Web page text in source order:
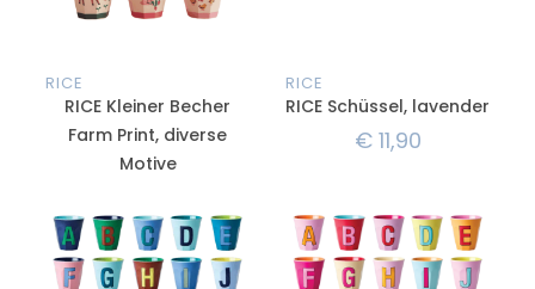
RICE
RICE Kleiner Becher
Farm Print, diverse
Motive
RICE
RICE Schüssel, lavender
€11,90